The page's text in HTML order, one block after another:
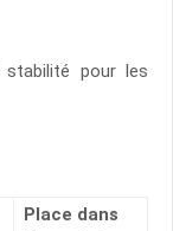
stabilité pour les
Place dans